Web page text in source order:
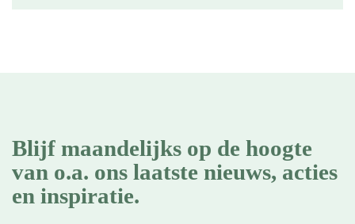
Blijf maandelijks op de hoogte
van o.a. ons laatste nieuws, acties
en inspiratie.